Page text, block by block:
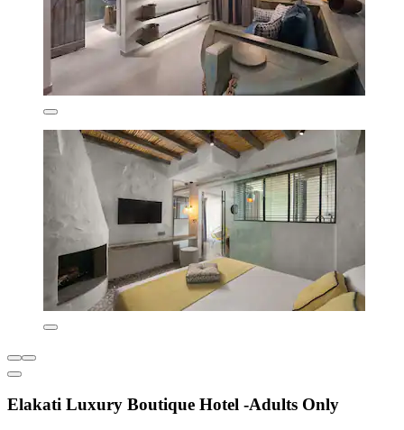
Elakati Luxury Boutique Hotel -Adults Only